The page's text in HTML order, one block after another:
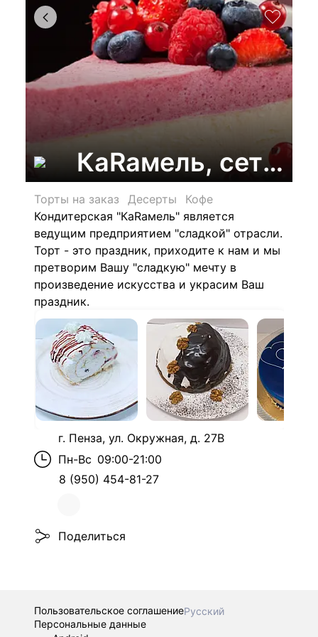
КаRамель, сеть
Торты на заказ Десерты
Кофе
Кондитерская "КаRамель" является
ведущим предприятием "сладкой" отрасли.
Торт - это праздник, приходите к нам и мы
претворим Вашу "сладкую" мечту в
произведение искусства и украсим Ваш
праздник.
г. Пенза, ул. Окружная, д. 27В
Пн-Вс 09:00-21:00
8 (950) 454-81-27
Поделиться
Пользовательское соглашениеРусский
Персональные данные